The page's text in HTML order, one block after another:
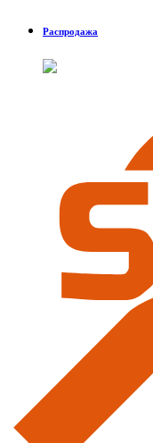
Распродажа